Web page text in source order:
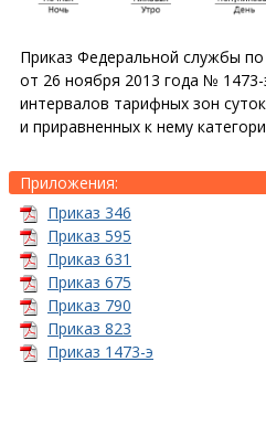
Приказ Федеральной службы
от 26 ноября 2013 года №
интервалов тарифных зон
и приравненных к нему
Прило­жения:
Приказ 346
Приказ 595
Приказ 631
Приказ 675
Приказ 790
Приказ 823
Приказ 1473-э